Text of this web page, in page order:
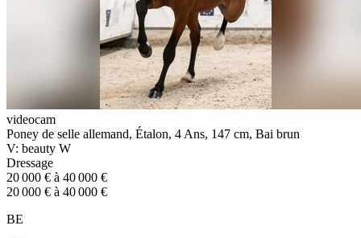
videocam
Poney de selle allemand, Étalon, 4 Ans, 147 cm, Bai brun
V: beauty W
Dressage
20 000 € à 40 000 €
20 000 € à 40 000 €
BE